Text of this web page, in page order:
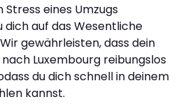
Stress eines Umzugs
auf das Wesentliche
gewährleisten, dass dein
Luxembourg reibungslos
du dich schnell in deinem
kannst.